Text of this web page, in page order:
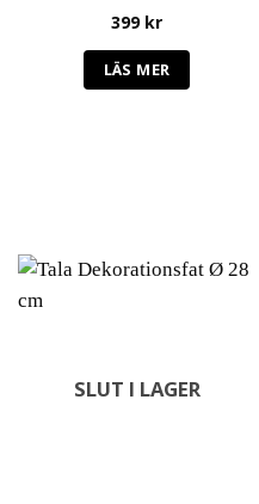
399 kr
LÄS MER
SLUT I LAGER